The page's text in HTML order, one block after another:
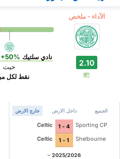
الآداء - ملخص
نادي سلتيك +50%
حيث
نقط لكل
2.10
ف
الجميع داخل الارض خارج الارض
Celtic 4 - 1
Sporting CP
Celtic
1 - 1 Shelbourne
2025/2026